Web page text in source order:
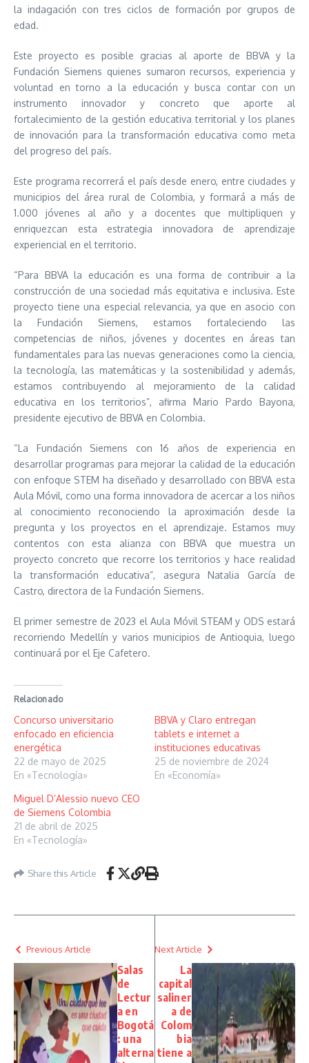
la indagación con tres ciclos de formación por grupos de
edad.
Este proyecto es posible gracias al aporte de BBVA y la
Fundación Siemens quienes sumaron recursos, experiencia y
voluntad en torno a la educación y busca contar con un
instrumento innovador y concreto que aporte al
fortalecimiento de la gestión educativa territorial y los planes
de innovación para la transformación educativa como meta
del progreso del país.
Este programa recorrerá el país desde enero, entre ciudades y
municipios del área rural de Colombia, y formará a más de
1.000 jóvenes al año y a docentes que multipliquen y
enriquezcan esta estrategia innovadora de aprendizaje
experiencial en el territorio.
“Para BBVA la educación es una forma de contribuir a la
construcción de una sociedad más equitativa e inclusiva. Este
proyecto tiene una especial relevancia, ya que en asocio con
la Fundación Siemens, estamos fortaleciendo las
competencias de niños, jóvenes y docentes en áreas tan
fundamentales para las nuevas generaciones como la ciencia,
la tecnología, las matemáticas y la sostenibilidad y además,
estamos contribuyendo al mejoramiento de la calidad
educativa en los territorios”, afirma Mario Pardo Bayona,
presidente ejecutivo de BBVA en Colombia.
“La Fundación Siemens con 16 años de experiencia en
desarrollar programas para mejorar la calidad de la educación
con enfoque STEM ha diseñado y desarrollado con BBVA esta
Aula Móvil, como una forma innovadora de acercar a los niños
al conocimiento reconociendo la aproximación desde la
pregunta y los proyectos en el aprendizaje. Estamos muy
contentos con esta alianza con BBVA que muestra un
proyecto concreto que recorre los territorios y hace realidad
la transformación educativa”, asegura Natalia García de
Castro, directora de la Fundación Siemens.
El primer semestre de 2023 el Aula Móvil STEAM y ODS estará
recorriendo Medellín y varios municipios de Antioquia, luego
continuará por el Eje Cafetero.
Relacionado
Concurso universitario
enfocado en eficiencia
energética
22 de mayo de 2025
En «Tecnología»
BBVA y Claro entregan
tablets e internet a
instituciones educativas
25 de noviembre de 2024
En «Economía»
Miguel D’Alessio nuevo CEO
de Siemens Colombia
21 de abril de 2025
En «Tecnología»
Share this Article
Previous Article
Salas
de
Lectur
a en
Bogotá
: una
alterna
Next Article
La
capital
saliner
a de
Colom
bia
tiene a